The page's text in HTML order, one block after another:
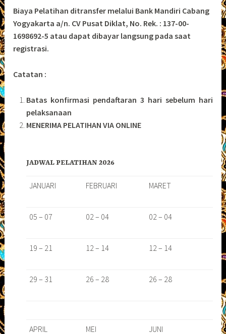
Biaya Pelatihan ditransfer melalui Bank Mandiri Cabang
Yogyakarta a/n. CV Pusat Diklat, No. Rek. : 137-00-
1698692-5 atau dapat dibayar langsung pada saat
registrasi.
Catatan :
Batas konfirmasi pendaftaran 3 hari sebelum hari
pelaksanaan
MENERIMA PELATIHAN VIA ONLINE
JADWAL PELATIHAN 2026
JANUARI FEBRUARI MARET
05 – 07 02 – 04 02 – 04
19 – 21 12 – 14 12 – 14
29 – 31 26 – 28 26 – 28
APRIL MEI JUNI